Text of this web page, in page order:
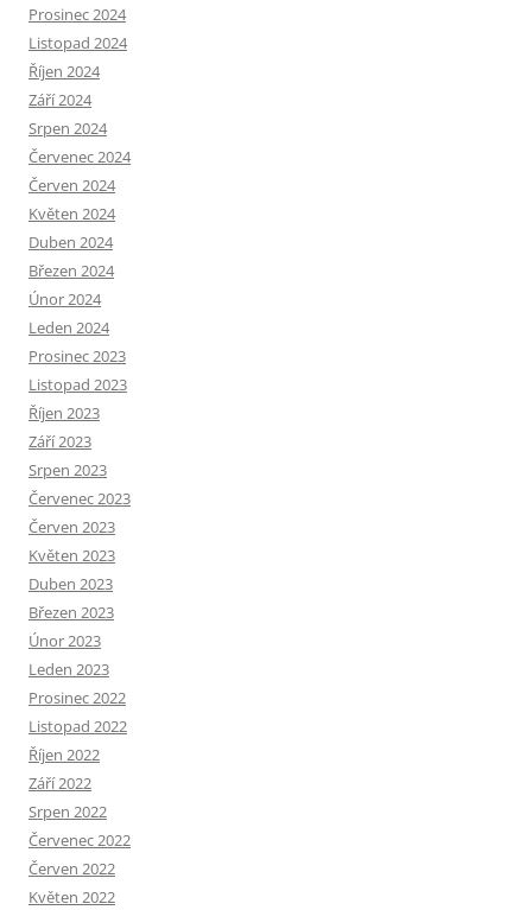
Prosinec 2024
Listopad 2024
Říjen 2024
Září 2024
Srpen 2024
Červenec 2024
Červen 2024
Květen 2024
Duben 2024
Březen 2024
Únor 2024
Leden 2024
Prosinec 2023
Listopad 2023
Říjen 2023
Září 2023
Srpen 2023
Červenec 2023
Červen 2023
Květen 2023
Duben 2023
Březen 2023
Únor 2023
Leden 2023
Prosinec 2022
Listopad 2022
Říjen 2022
Září 2022
Srpen 2022
Červenec 2022
Červen 2022
Květen 2022